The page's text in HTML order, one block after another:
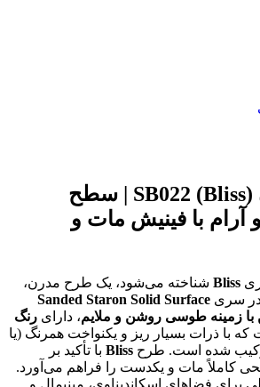
کورین استارون SB022 (Bliss) | سطح
با فینیش مات و
Bliss شناخته می‌شود، یک طرح مدرن،
سری Sanded Staron Solid Surface
زمینه طوسی روشن و ملایم، دارای رنگ
که با ذرات بسیار ریز و یکنواخت همرنگ (یا
شده است. طرح Bliss با تأکید بر
کاملاً مات و یکدست را فراهم می‌آورد.
برای فضاهای اسکاندیناوی، مینیمال و